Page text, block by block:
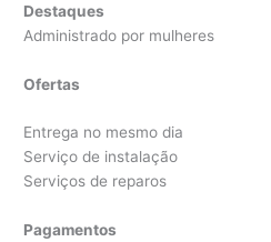
Destaques
Administrado por mulheres
Ofertas
Entrega no mesmo dia
Serviço de instalação
Serviços de reparos
Pagamentos